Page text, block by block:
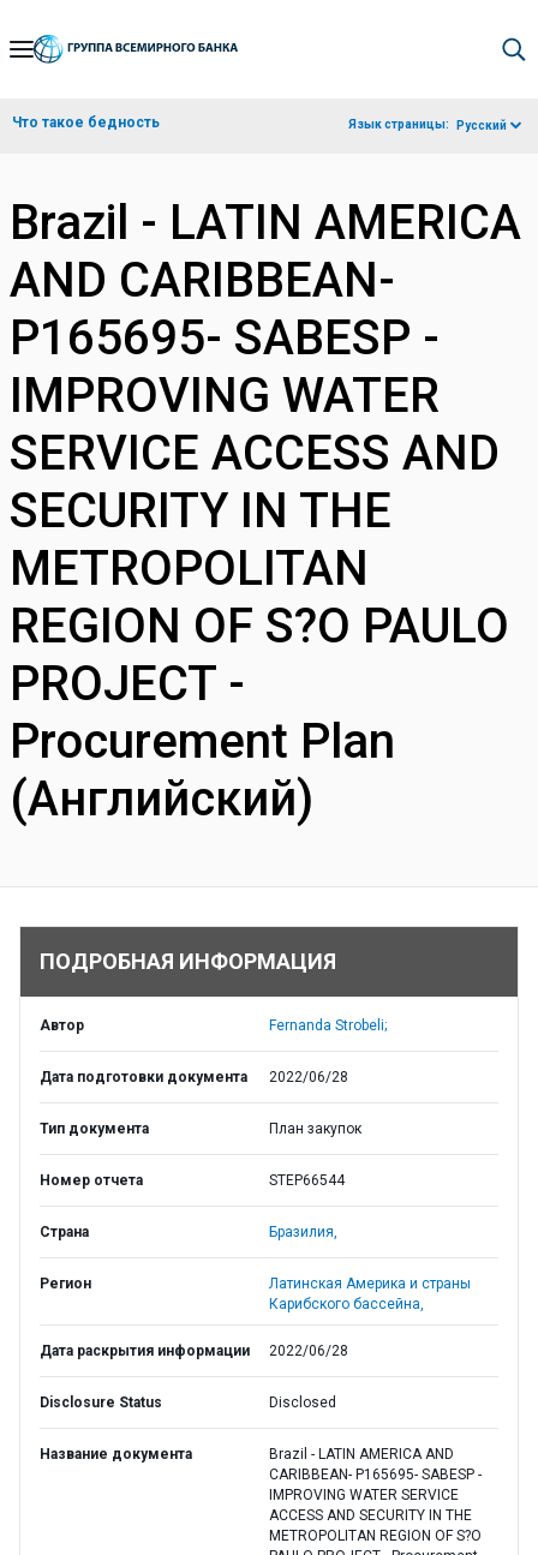
Skip
Navigation
Что такое бедность Язык страницы: Русский
Brazil - LATIN AMERICA
AND CARIBBEAN-
P165695- SABESP -
IMPROVING WATER
SERVICE ACCESS AND
SECURITY IN THE
METROPOLITAN
REGION OF S?O PAULO
PROJECT -
Procurement Plan
(Английский)
ПОДРОБНАЯ ИНФОРМАЦИЯ
Автор Fernanda Strobeli;
Дата подготовки документа 2022/06/28
Тип документа План закупок
Номер отчета STEP66544
Страна Бразилия,
Регион
Латинская Америка и страны
Карибского бассейна,
Дата раскрытия информации 2022/06/28
Disclosure Status Disclosed
Название документа
Brazil - LATIN AMERICA AND
CARIBBEAN- P165695- SABESP -
IMPROVING WATER SERVICE
ACCESS AND SECURITY IN THE
METROPOLITAN REGION OF S?O